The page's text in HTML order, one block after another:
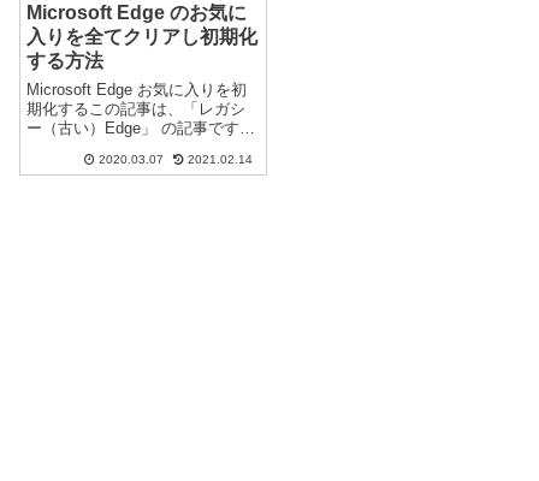
Microsoft Edge のお気に
入りを全てクリアし初期化
する方法
Microsoft Edge お気に入りを初
期化するこの記事は、「レガシ
ー（古い）Edge」 の記事です。
Edge」に移行しています。新し
2020.03.07 2021.02.14